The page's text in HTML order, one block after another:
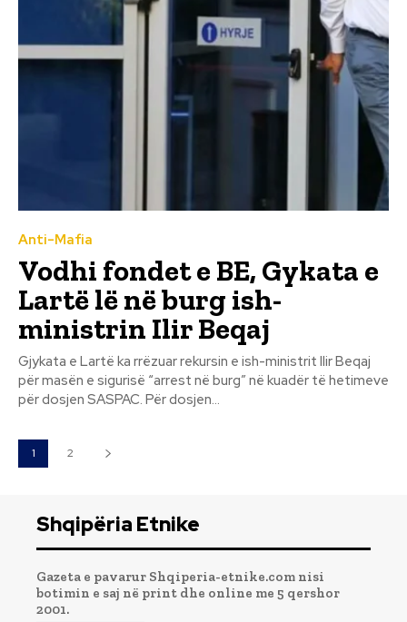
Anti-Mafia
Vodhi fondet e BE, Gykata e
Lartë lë në burg ish-
ministrin Ilir Beqaj
Gjykata e Lartë ka rrëzuar rekursin e ish-ministrit Ilir Beqaj
për masën e sigurisë “arrest në burg” në kuadër të hetimeve
për dosjen SASPAC. Për dosjen...
1 2
Shqipëria Etnike
Gazeta e pavarur Shqiperia-etnike.com nisi
botimin e saj në print dhe online me 5 qershor
2001.